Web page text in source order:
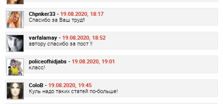
Chpnker33 - 19.08.2020, 18:17
Спасибо за Ваш труд!!
varfalamay - 19.08.2020, 18:52
автору спасибо за пост !!
policeofhidjabs - 19.08.2020, 19:01
класс!
ColoB - 19.08.2020, 19:45
Куль надо таких статей по-больше!